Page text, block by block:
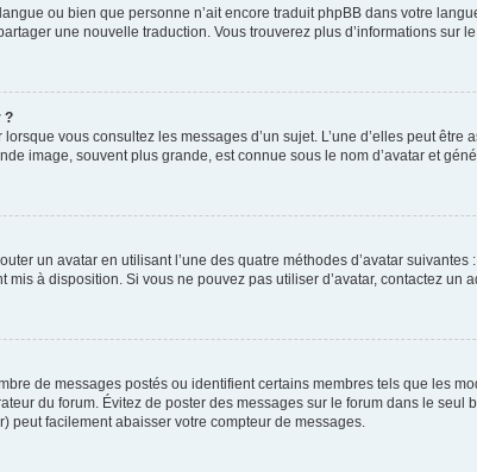
ou bien que personne n’ait encore traduit phpBB dans votre
une nouvelle traduction. Vous trouverez plus d’informations sur
?
vous consultez les messages d’un sujet. L’une d’elles peut
image, souvent plus grande, est connue sous le nom d’avatar et
un avatar en utilisant l’une des quatre méthodes d’avatar
à disposition. Si vous ne pouvez pas utiliser d’avatar, contactez un
de messages postés ou identifient certains membres tels que les
du forum. Évitez de poster des messages sur le forum dans le seul
peut facilement abaisser votre compteur de messages.